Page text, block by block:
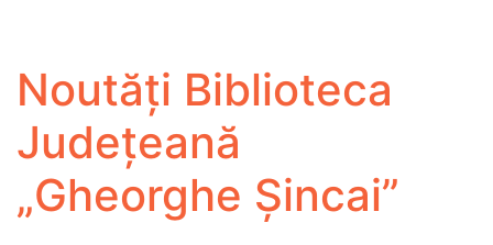
Noutăți Biblioteca
Județeană
„Gheorghe Șincai”